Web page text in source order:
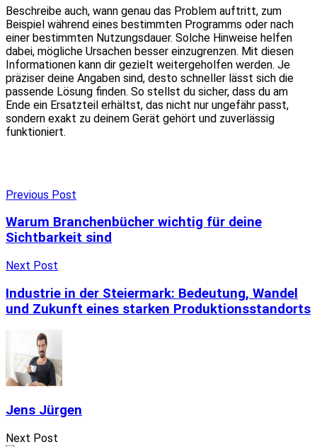
Beschreibe auch, wann genau das Problem auftritt, zum
Beispiel während eines bestimmten Programms oder nach
einer bestimmten Nutzungsdauer. Solche Hinweise helfen
dabei, mögliche Ursachen besser einzugrenzen. Mit diesen
Informationen kann dir gezielt weitergeholfen werden. Je
präziser deine Angaben sind, desto schneller lässt sich die
passende Lösung finden. So stellst du sicher, dass du am
Ende ein Ersatzteil erhältst, das nicht nur ungefähr passt,
sondern exakt zu deinem Gerät gehört und zuverlässig
funktioniert.
Previous Post
Warum Branchenbücher wichtig für deine
Sichtbarkeit sind
Next Post
Industrie in der Steiermark: Bedeutung, Wandel
und Zukunft eines starken Produktionsstandorts
Jens Jürgen
Next Post